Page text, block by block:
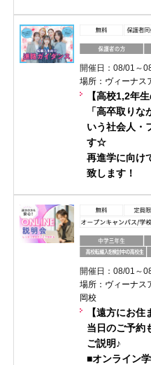
開催日：08/01～
場所：ヴィーナ
【高校1,2年
「高卒取り
いう社会人・
す☆
再進学に向け
致します！
開催日：08/01～
場所：ヴィーナ
岡校
【遠方にお住
当日のご予約
ご説明♪
■オンライン